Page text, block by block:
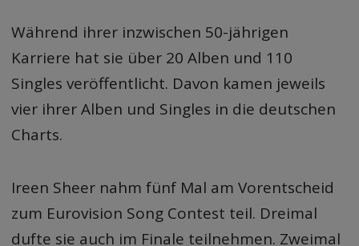
Während ihrer inzwischen 50-jährigen
Karriere hat sie über 20 Alben und 110
Singles veröffentlicht. Davon kamen jeweils
vier ihrer Alben und Singles in die deutschen
Charts.
Ireen Sheer nahm fünf Mal am Vorentscheid
zum Eurovision Song Contest teil. Dreimal
dufte sie auch im Finale teilnehmen. Zweimal